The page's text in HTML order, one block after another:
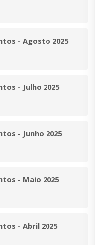
- Agosto 2025
- Julho 2025
- Junho 2025
- Maio 2025
- Abril 2025